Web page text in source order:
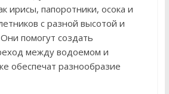
ирисы, папоротники, осока и
с разной высотой и
помогут создать
между водоемом и
обеспечат разнообразие